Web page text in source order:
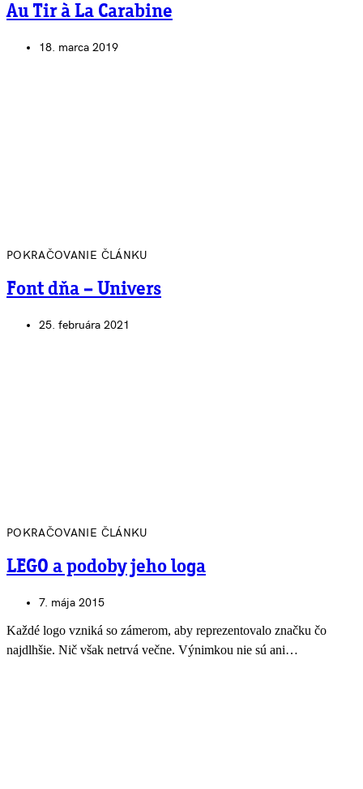
Au Tir à La Carabine
18. marca 2019
POKRAČOVANIE ČLÁNKU
Font dňa – Univers
25. februára 2021
POKRAČOVANIE ČLÁNKU
LEGO a podoby jeho loga
7. mája 2015
Každé logo vzniká so zámerom, aby reprezentovalo značku čo
najdlhšie. Nič však netrvá večne. Výnimkou nie sú ani…